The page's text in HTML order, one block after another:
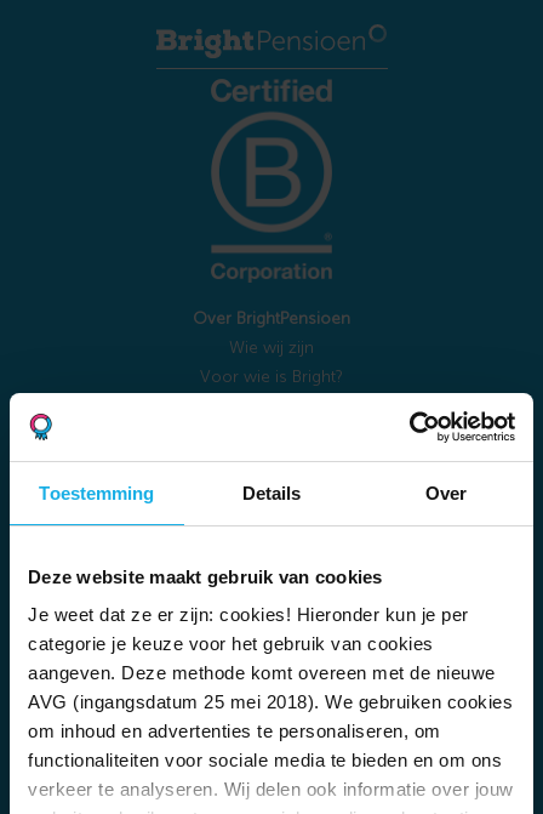
Toestemming Details Over
Deze website maakt gebruik van cookies
Je weet dat ze er zijn: cookies! Hieronder kun je per
categorie je keuze voor het gebruik van cookies
aangeven. Deze methode komt overeen met de nieuwe
AVG (ingangsdatum 25 mei 2018). We gebruiken cookies
om inhoud en advertenties te personaliseren, om
functionaliteiten voor sociale media te bieden en om ons
verkeer te analyseren. Wij delen ook informatie over jouw
Over BrightPensioen
Wie wij zijn
Voor wie is Bright?
Documentencentrum
Bright Academy
Reviews
Veelgestelde vragen
Vacatures
Zo werkt pensioen
Wat is lijfrente?
Lijfrente overhevelen
Hoe veilig is pensioen opbouwen?
Pensioen bij overlijden
Hoeveel pensioen moet je opzij zetten?